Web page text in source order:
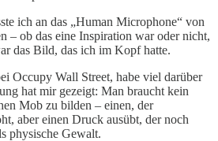
ich an das „Human Microphone“ von
– ob das eine Inspiration war oder nicht,
das Bild, das ich im Kopf hatte.
Occupy Wall Street, habe viel darüber
hat mir gezeigt: Man braucht kein
Mob zu bilden – einen, der
aber einen Druck ausübt, der noch
physische Gewalt.